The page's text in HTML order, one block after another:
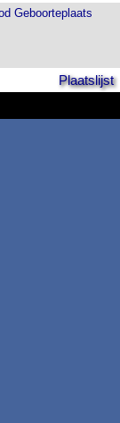
Geboorteplaats
Plaatslijst